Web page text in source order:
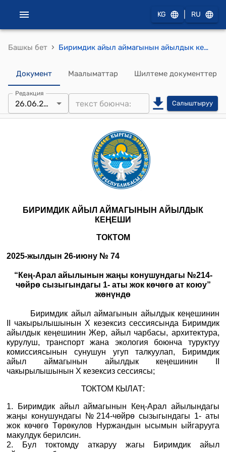
KG RU
Башкы бет › Биримдик айыл аймагынын айылдык кеңешинин 2025-жылдын 26-июнундагы № 74 “Кең-Арал айылынын жаңы конушундагы №214-чөйрө сызыгындагы 1- аты жок көчөгө ат коюу” жөнүндө" токтому
Документ Маалыматтар Шилтеме документтер
Редакция
26.06.2025 Салыштыруу